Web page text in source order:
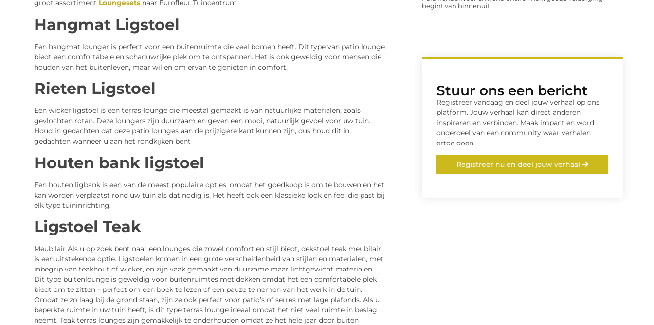
groot assortiment Loungesetsnaar Eurofleur Tuincentrum
Hangmat Ligstoel
Een hangmat lounger is perfect voor een buitenruimte die veel bomen heeft. Dit type van patio lounge
biedt een comfortabele en schaduwrijke plek om te ontspannen. Het is ook geweldig voor mensen die
houden van het buitenleven, maar willen om ervan te genieten in comfort.
Rieten Ligstoel
Een wicker ligstoel is een terras-lounge die meestal gemaakt is van natuurlijke materialen, zoals
gevlochten rotan. Deze loungers zijn duurzaam en geven een mooi, natuurlijk gevoel voor uw tuin.
Houd in gedachten dat deze patio lounges aan de prijzigere kant kunnen zijn, dus houd dit in
gedachten wanneer u aan het rondkijken bent
Houten bank ligstoel
Een houten ligbank is een van de meest populaire opties, omdat het goedkoop is om te bouwen en het
kan worden verplaatst rond uw tuin als dat nodig is. Het heeft ook een klassieke look en feel die past bij
elk type tuininrichting.
Ligstoel Teak
Meubilair Als u op zoek bent naar een lounges die zowel comfort en stijl biedt, dekstoel teak meubilair
is een uitstekende optie. Ligstoelen komen in een grote verscheidenheid van stijlen en materialen, met
inbegrip van teakhout of wicker, en zijn vaak gemaakt van duurzame maar lichtgewicht materialen.
Dit type buitenlounge is geweldig voor buitenruimtes met dekken omdat het een comfortabele plek
biedt om te zitten – perfect om een boek te lezen of een pauze te nemen van het werk in de tuin.
Omdat ze zo laag bij de grond staan, zijn ze ook perfect voor patio’s of serres met lage plafonds. Als u
beperkte ruimte in uw tuin heeft, is dit type terras lounge ideaal omdat het niet veel ruimte in beslag
neemt. Teak terras lounges zijn gemakkelijk te onderhouden omdat ze het hele jaar door buiten
begint van binnenuit
Stuur ons een bericht
Registreer vandaag en deel jouw verhaal op ons
platform. Jouw verhaal kan direct anderen
inspireren en verbinden. Maak impact en word
onderdeel van een community waar verhalen
ertoe doen.
Registreer nu en deel jouw verhaal!